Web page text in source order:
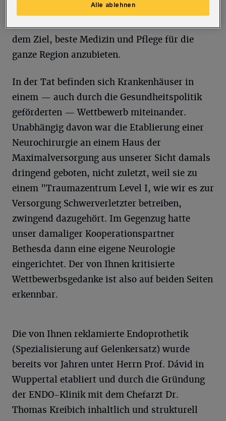
eingestellt habe, ist nicht erfolgt. Wir arbeiten
dem Ziel, beste Medizin und Pflege für die
ganze Region anzubieten.
In der Tat befinden sich Krankenhäuser in
einem — auch durch die Gesundheitspolitik
geförderten — Wettbewerb miteinander.
Unabhängig davon war die Etablierung einer
Neurochirurgie an einem Haus der
Maximalversorgung aus unserer Sicht damals
dringend geboten, nicht zuletzt, weil sie zu
einem "Traumazentrum Level I, wie wir es zur
Versorgung Schwerverletzter betreiben,
zwingend dazugehört. Im Gegenzug hatte
unser damaliger Kooperationspartner
Bethesda dann eine eigene Neurologie
eingerichtet. Der von Ihnen kritisierte
Wettbewerbsgedanke ist also auf beiden Seiten
erkennbar.
Die von Ihnen reklamierte Endoprothetik
(Spezialisierung auf Gelenkersatz) wurde
bereits vor Jahren unter Herrn Prof. Dávid in
Wuppertal etabliert und durch die Gründung
der ENDO-Klinik mit dem Chefarzt Dr.
Thomas Kreibich inhaltlich und strukturell
Alle ablehnen